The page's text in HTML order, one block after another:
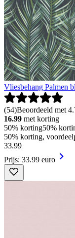
Vliesbehang Palmen
(54)Beoordeeld met
16.99 met korting
50% korting50%
50% korting,
33.99
Prijs: 33.99 euro